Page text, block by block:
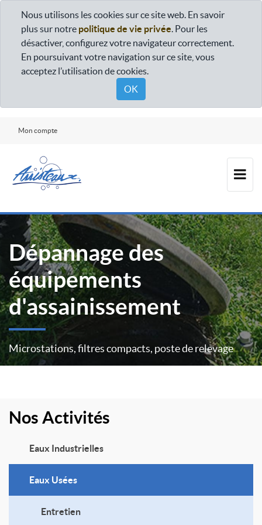
Nous utilisons les cookies sur ce site web. En savoir
plus sur notre politique de vie privée. Pour les
désactiver, configurez votre navigateur correctement.
En poursuivant votre navigation sur ce site, vous
acceptez l’utilisation de cookies.
OK
Mon compte
Dépannage des
équipements
d'assainissement
Microstations, filtres compacts, poste de relevage
Nos Activités
Eaux Industrielles
Eaux Usées
Entretien